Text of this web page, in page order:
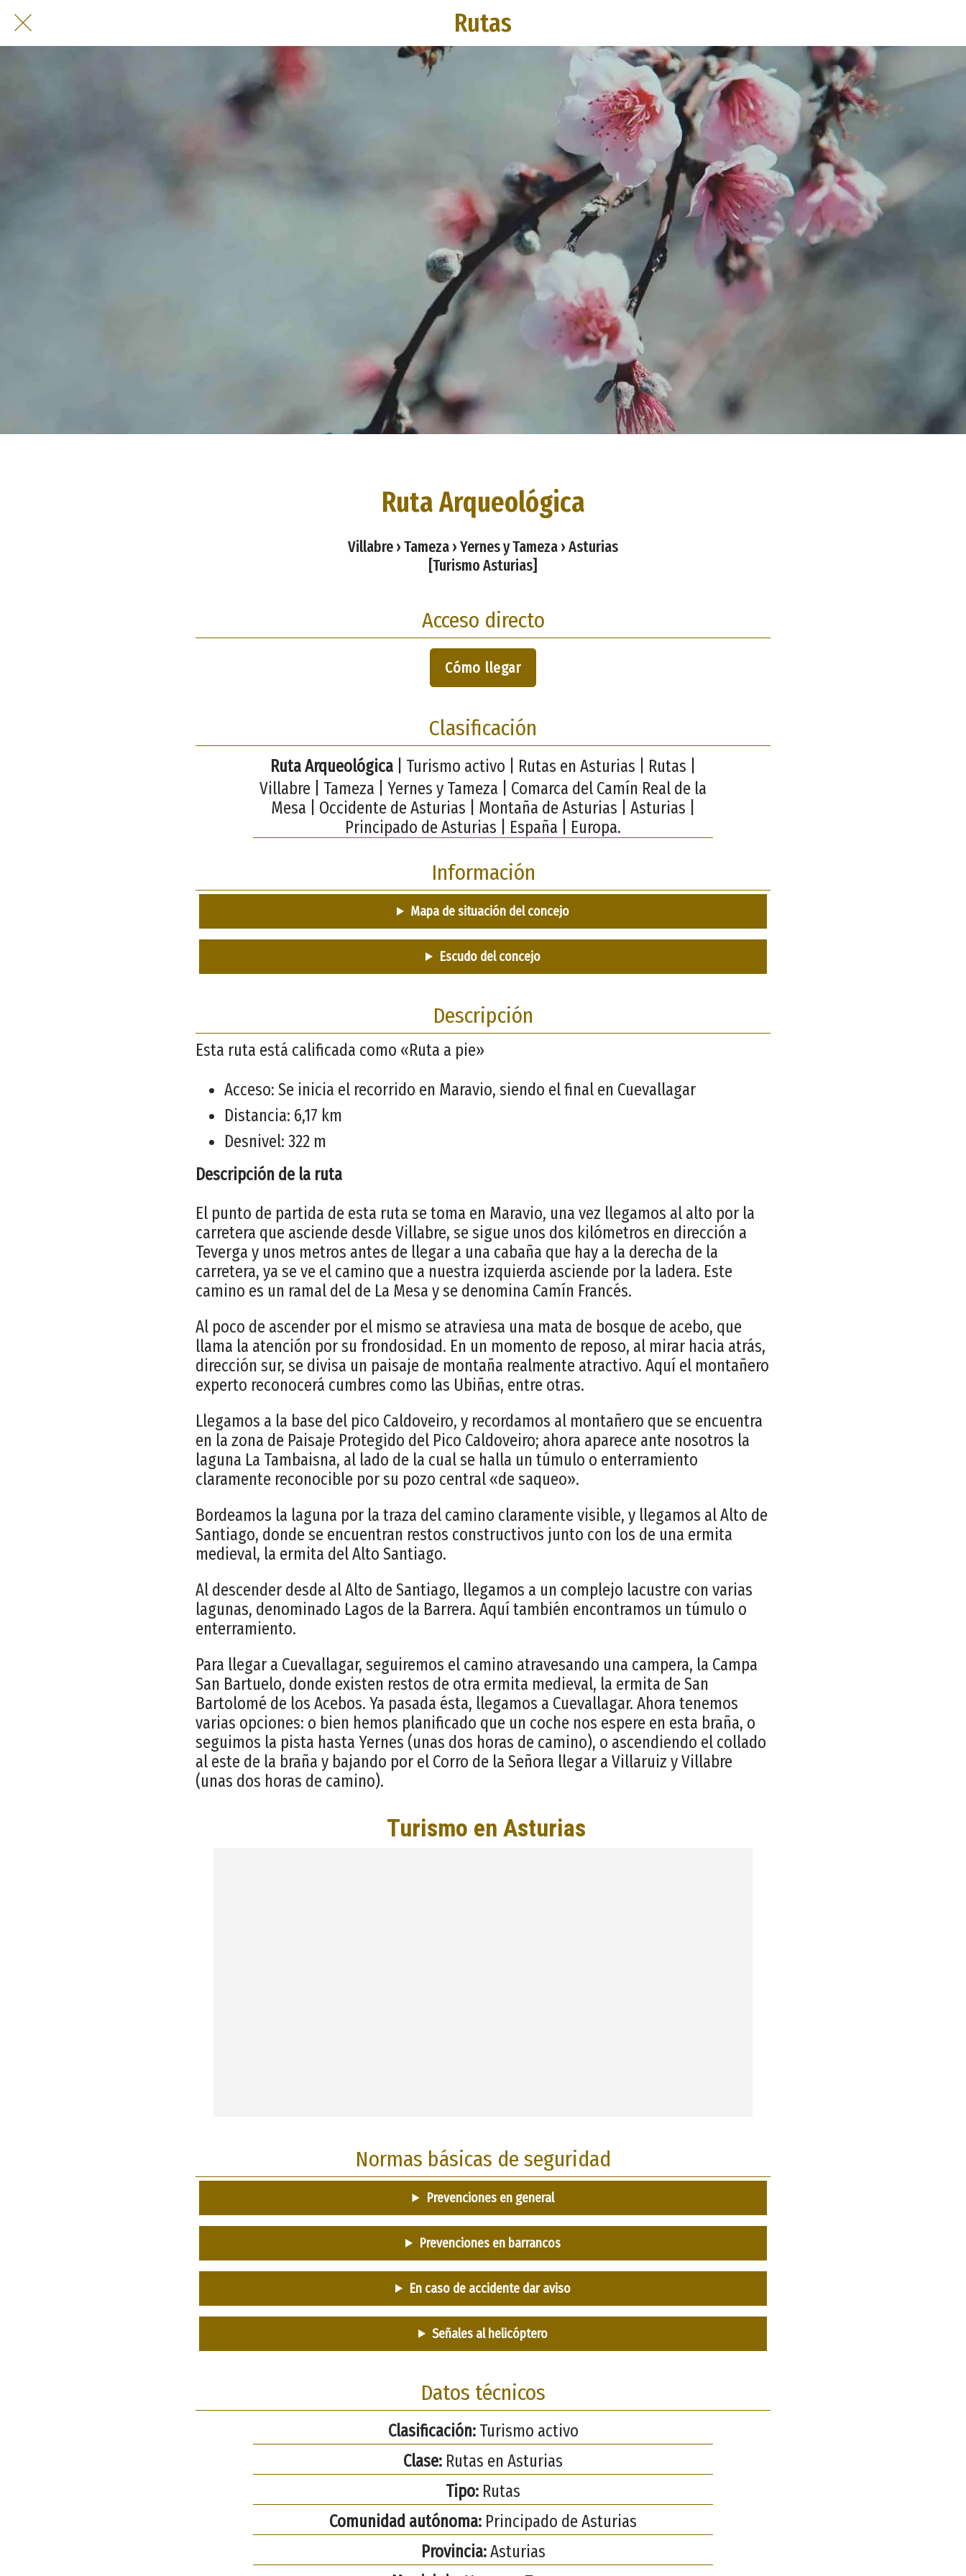
Rutas
Ruta Arqueológica
Villabre › Tameza › Yernes y Tameza › Asturias
[Turismo Asturias]
Acceso directo
Cómo llegar
Clasificación
Ruta Arqueológica | Turismo activo | Rutas en Asturias | Rutas |
Villabre | Tameza | Yernes y Tameza | Comarca del Camín Real de la
Mesa | Occidente de Asturias | Montaña de Asturias | Asturias |
Principado de Asturias | España | Europa.
Información
Mapa de situación del concejo
Escudo del concejo
Descripción
Esta ruta está calificada como «Ruta a pie»
Acceso: Se inicia el recorrido en Maravio, siendo el final en Cuevallagar
Distancia: 6,17 km
Desnivel: 322 m
Descripción de la ruta
El punto de partida de esta ruta se toma en Maravio, una vez llegamos al alto por la
carretera que asciende desde Villabre, se sigue unos dos kilómetros en dirección a
Teverga y unos metros antes de llegar a una cabaña que hay a la derecha de la
carretera, ya se ve el camino que a nuestra izquierda asciende por la ladera. Este
camino es un ramal del de La Mesa y se denomina Camín Francés.
Al poco de ascender por el mismo se atraviesa una mata de bosque de acebo, que
llama la atención por su frondosidad. En un momento de reposo, al mirar hacia atrás,
dirección sur, se divisa un paisaje de montaña realmente atractivo. Aquí el montañero
experto reconocerá cumbres como las Ubiñas, entre otras.
Llegamos a la base del pico Caldoveiro, y recordamos al montañero que se encuentra
en la zona de Paisaje Protegido del Pico Caldoveiro; ahora aparece ante nosotros la
laguna La Tambaisna, al lado de la cual se halla un túmulo o enterramiento
claramente reconocible por su pozo central «de saqueo».
Bordeamos la laguna por la traza del camino claramente visible, y llegamos al Alto de
Santiago, donde se encuentran restos constructivos junto con los de una ermita
medieval, la ermita del Alto Santiago.
Al descender desde al Alto de Santiago, llegamos a un complejo lacustre con varias
lagunas, denominado Lagos de la Barrera. Aquí también encontramos un túmulo o
enterramiento.
Para llegar a Cuevallagar, seguiremos el camino atravesando una campera, la Campa
San Bartuelo, donde existen restos de otra ermita medieval, la ermita de San
Bartolomé de los Acebos. Ya pasada ésta, llegamos a Cuevallagar. Ahora tenemos
varias opciones: o bien hemos planificado que un coche nos espere en esta braña, o
seguimos la pista hasta Yernes (unas dos horas de camino), o ascendiendo el collado
al este de la braña y bajando por el Corro de la Señora llegar a Villaruiz y Villabre
(unas dos horas de camino).
Normas básicas de seguridad
Prevenciones en general
Prevenciones en barrancos
En caso de accidente dar aviso
Señales al helicóptero
Datos técnicos
Clasificación:Turismo activo
Clase: Rutas en Asturias
Tipo: Rutas
Comunidad autónoma: Principado de Asturias
Provincia:Asturias